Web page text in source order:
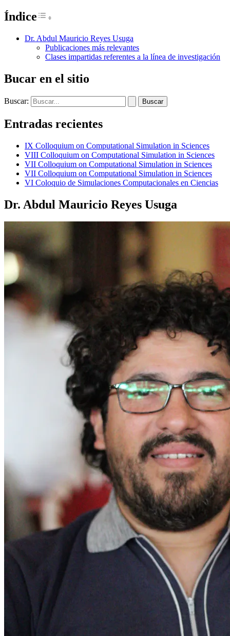
ÍndiceToggle Table of Content
Dr. Abdul Mauricio Reyes Usuga
Publicaciones más relevantes
Clases impartidas referentes a la línea de investigación
Bucar en el sitio
Buscar:
Entradas recientes
IX Colloquium on Computational Simulation in Sciences
VIII Colloquium on Computational Simulation in Sciences
VII Colloquium on Computational Simulation in Sciences
VII Colloquium on Computational Simulation in Sciences
VI Coloquio de Simulaciones Computacionales en Ciencias
Dr. Abdul Mauricio Reyes Usuga